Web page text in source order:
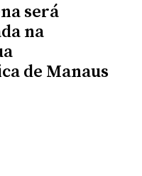
será
na
de Manaus